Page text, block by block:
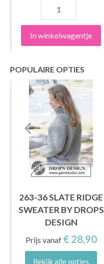
In winkelwagentje
POPULAIRE OPTIES
263-36 SLATE RIDGE
SWEATER BY DROPS
DESIGN
Prijs vanaf € 28,90
Bekijk alle opties